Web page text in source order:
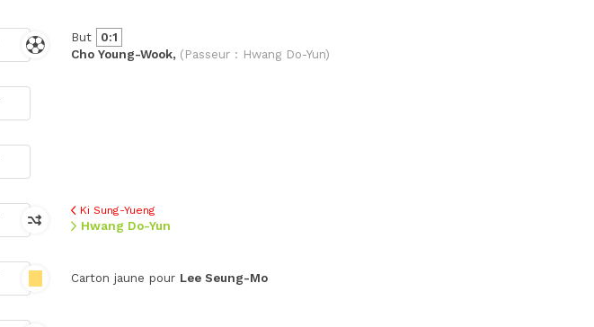
But
0:1
Cho Young-Wook, (Passeur : Hwang Do-Yun)
Ki Sung-Yueng
Hwang Do-Yun
Carton jaune pour Lee Seung-Mo